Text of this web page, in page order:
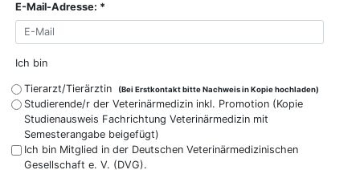
E-Mail-Adresse:
Ich bin
Tierarzt/Tierärztin (Bei Erstkontakt bitte Nachweis in Kopie hochladen)
Studierende/r der Veterinärmedizin inkl. Promotion (Kopie
Studienausweis Fachrichtung Veterinärmedizin mit
Semesterangabe beigefügt)
Ich bin Mitglied in der Deutschen Veterinärmedizinischen
Gesellschaft e. V. (DVG).